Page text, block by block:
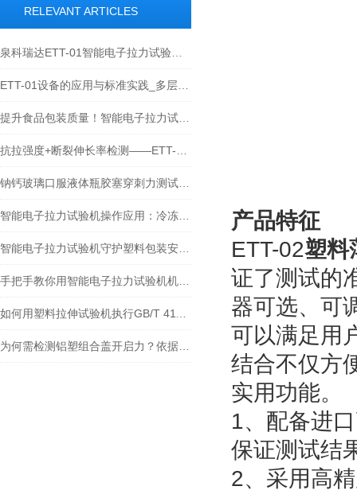
RELEVANT ARTICLES
产品特征
ETT-02塑料
证了测试的
器可选、可
可以满足用
结合不仅方
实用功能。
1、配备进
保证测试结
2、采用高